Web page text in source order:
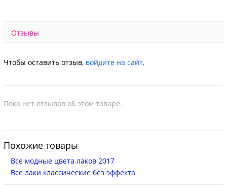
Отзывы
Чтобы оставить отзыв, войдите на сайт.
Пока нет отзывов об этом товаре.
Похожие товары
Все модные цвета лаков 2017
Все лаки классические без эффекта